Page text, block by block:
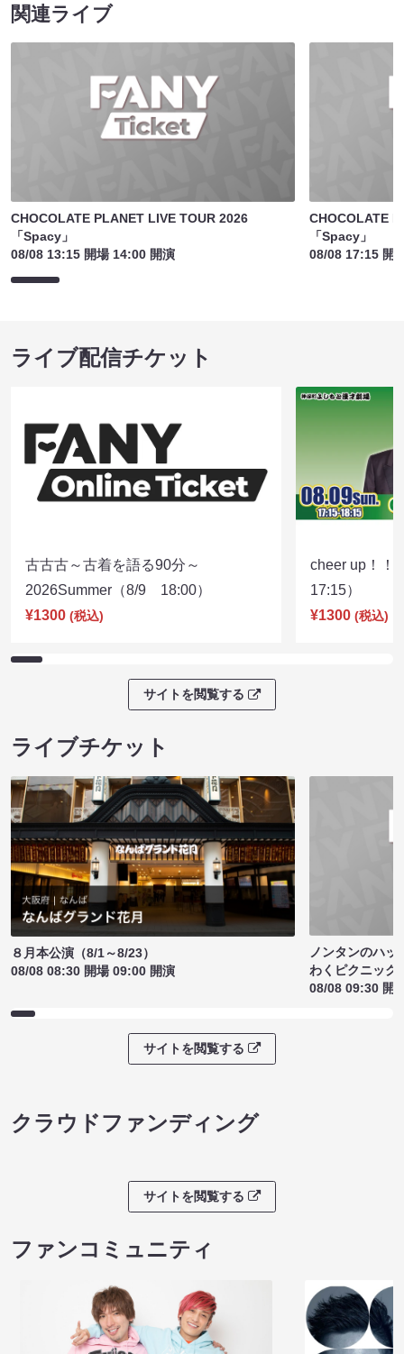
関連ライブ
CHOCOLATE PLANET LIVE TOUR 2026
「Spacy」
08/08 13:15 開場 14:00 開演
CHOCOLATE
「Spacy」
08/08 17:15 開
ライブ配信チケット
古古古～古着を語る90分～
2026Summer（8/9 18:00）
¥1300 (税込)
cheer up！
17:15）
¥1300 (税込)
サイトを閲覧する
ライブチケット
８月本公演（8/1～8/23）
08/08 08:30 開場 09:00 開演
ノンタンのハッ
わくピクニック
08/08 09:30 開
サイトを閲覧する
クラウドファンディング
サイトを閲覧する
ファンコミュニティ